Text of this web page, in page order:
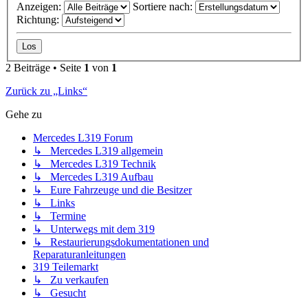
Anzeigen:
Sortiere nach:
Richtung:
2 Beiträge • Seite 1 von 1
Zurück zu „Links“
Gehe zu
Mercedes L319 Forum
↳ Mercedes L319 allgemein
↳ Mercedes L319 Technik
↳ Mercedes L319 Aufbau
↳ Eure Fahrzeuge und die Besitzer
↳ Links
↳ Termine
↳ Unterwegs mit dem 319
↳ Restaurierungsdokumentationen und
Reparaturanleitungen
319 Teilemarkt
↳ Zu verkaufen
↳ Gesucht